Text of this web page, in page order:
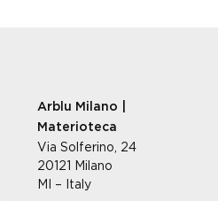
Arblu Milano |
Materioteca
Via Solferino, 24
20121 Milano
MI – Italy